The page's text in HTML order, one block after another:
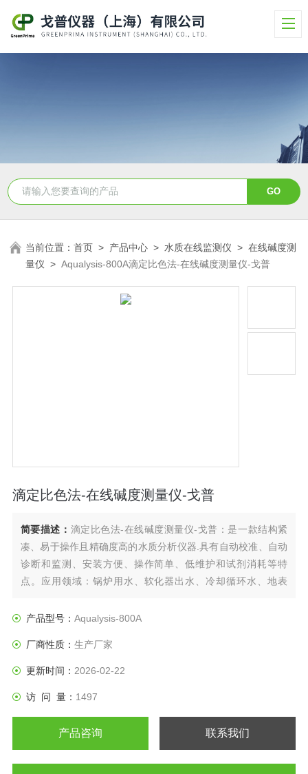
当前位置：首页 > 产品中心 > 水质在线监测仪 >在线碱度测
量仪 >Aqualysis-800A滴定比色法-在线碱度测量仪-戈普
滴定比色法-在线碱度测量仪-戈普
简要描述： 滴定比色法-在线碱度测量仪-戈普：是一款结构紧
凑、易于操作且精确度高的水质分析仪器.具有自动校准、自动
诊断和监测、安装方便、操作简单、低维护和试剂消耗等特
点。应用领域：锅炉用水、软化器出水、冷却循环水、地表
产品型号： Aqualysis-800A
厂商性质： 生产厂家
更新时间： 2026-02-22
访 问 量： 1497
产品咨询 联系我们